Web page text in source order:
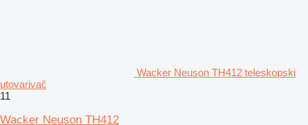
Wacker Neuson TH412 teleskopski
utovarivač
11
Wacker Neuson TH412